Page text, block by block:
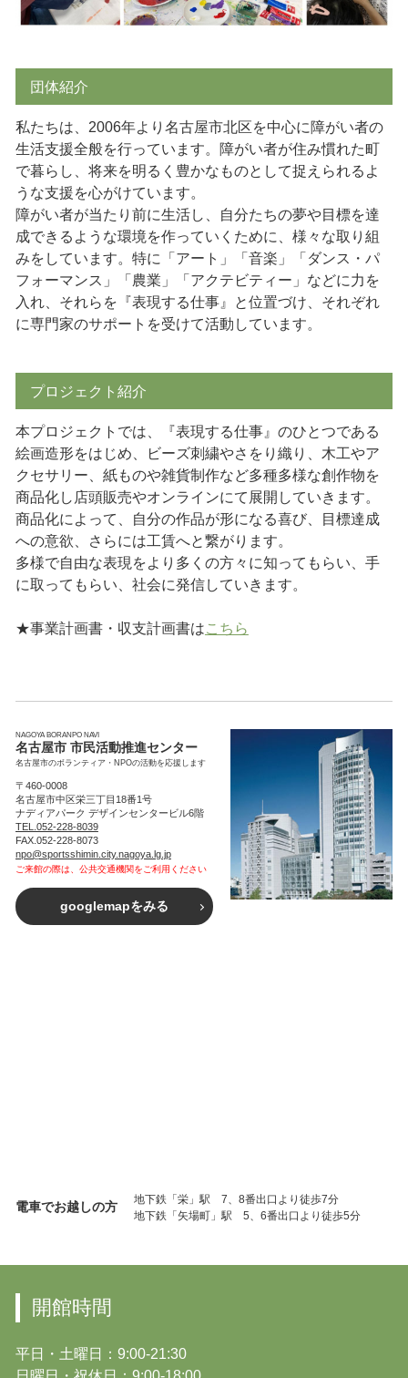
団体紹介
私たちは、2006年より名古屋市北区を中心に障がい者の
生活支援全般を行っています。障がい者が住み慣れた町
で暮らし、将来を明るく豊かなものとして捉えられるよ
うな支援を心がけています。
障がい者が当たり前に生活し、自分たちの夢や目標を達
成できるような環境を作っていくために、様々な取り組
みをしています。特に「アート」「音楽」「ダンス・パ
フォーマンス」「農業」「アクテビティー」などに力を
入れ、それらを『表現する仕事』と位置づけ、それぞれ
に専門家のサポートを受けて活動しています。
プロジェクト紹介
本プロジェクトでは、『表現する仕事』のひとつである
絵画造形をはじめ、ビーズ刺繍やさをり織り、木工やア
クセサリー、紙ものや雑貨制作など多種多様な創作物を
商品化し店頭販売やオンラインにて展開していきます。
商品化によって、自分の作品が形になる喜び、目標達成
への意欲、さらには工賃へと繋がります。
多様で自由な表現をより多くの方々に知ってもらい、手
に取ってもらい、社会に発信していきます。
★事業計画書・収支計画書はこちら
NAGOYA BORANPO NAVI
名古屋市 市民活動推進センター
名古屋市のボランティア・NPOの活動を応援します
〒460-0008
名古屋市中区栄三丁目18番1号
ナディアパーク デザインセンタービル6階
TEL.052-228-8039
FAX.052-228-8073
npo@sportsshimin.city.nagoya.lg.jp
ご来館の際は、公共交通機関をご利用ください
googlemapをみる
電車でお越しの方
地下鉄「栄」駅 7、8番出口より徒歩7分
地下鉄「矢場町」駅 5、6番出口より徒歩5分
開館時間
平日・土曜日：9:00-21:30